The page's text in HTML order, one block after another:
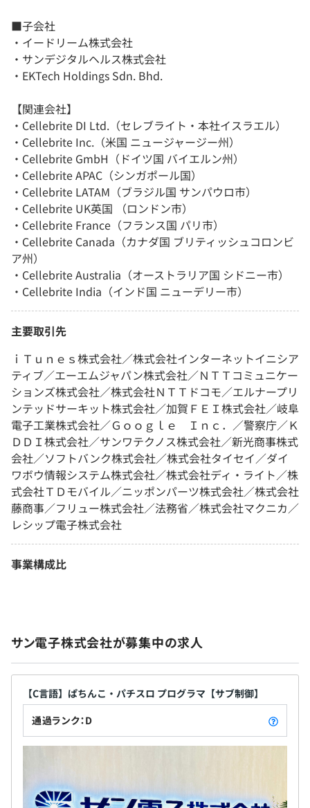
■子会社
・イードリーム株式会社
・サンデジタルヘルス株式会社
・EKTech Holdings Sdn. Bhd.
【関連会社】
・Cellebrite DI Ltd.（セレブライト・本社イスラエル）
・Cellebrite Inc.（米国 ニュージャージー州）
・Cellebrite GmbH（ドイツ国 バイエルン州）
・Cellebrite APAC（シンガポール国）
・Cellebrite LATAM（ブラジル国 サンパウロ市）
・Cellebrite UK英国 （ロンドン市）
・Cellebrite France（フランス国 パリ市）
・Cellebrite Canada（カナダ国 ブリティッシュコロンビ
ア州）
・Cellebrite Australia（オーストラリア国 シドニー市）
・Cellebrite India（インド国 ニューデリー市）
主要取引先
ｉＴｕｎｅｓ株式会社／株式会社インターネットイニシア
ティブ／エーエムジャパン株式会社／ＮＴＴコミュニケー
ションズ株式会社／株式会社ＮＴＴドコモ／エルナープリ
ンテッドサーキット株式会社／加賀ＦＥＩ株式会社／岐阜
電子工業株式会社／Ｇｏｏｇｌｅ Ｉｎｃ．／警察庁／Ｋ
ＤＤＩ株式会社／サンワテクノス株式会社／新光商事株式
会社／ソフトバンク株式会社／株式会社タイセイ／ダイ
ワボウ情報システム株式会社／株式会社ディ・ライト／株
式会社ＴＤモバイル／ニッポンパーツ株式会社／株式会社
藤商事／フリュー株式会社／法務省／株式会社マクニカ／
レシップ電子株式会社
事業構成比
サン電子株式会社が募集中の求人
【C言語】ぱちんこ・パチスロ プログラマ【サブ制御】
通過ランク：D